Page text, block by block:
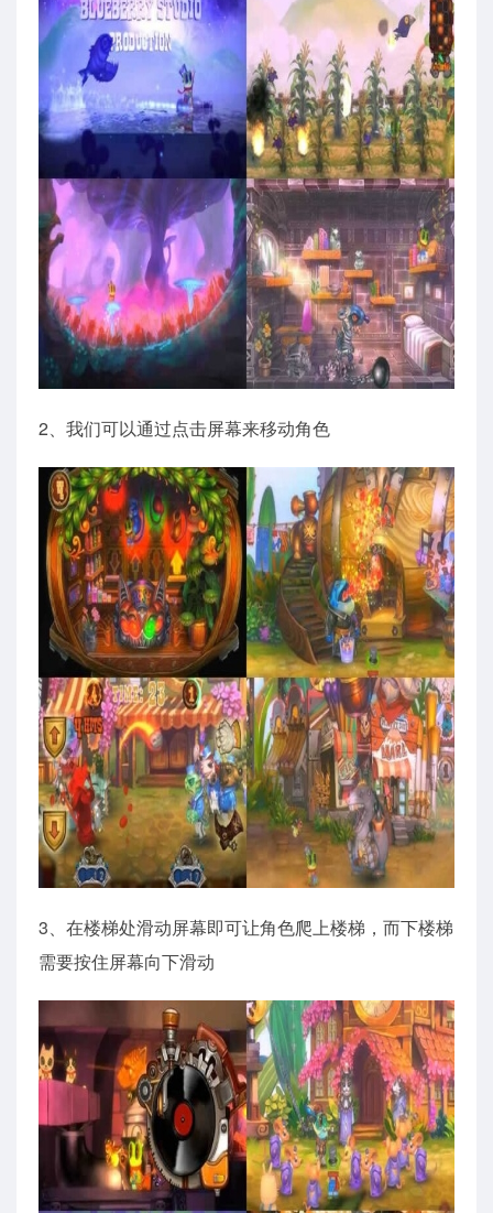
2、我们可以通过点击屏幕来移动角色
3、在楼梯处滑动屏幕即可让角色爬上楼梯，而下楼梯
需要按住屏幕向下滑动